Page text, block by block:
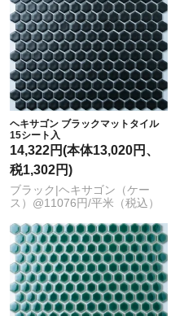
ヘキサゴン ブラックマットタイル
15シート入
14,322円(本体13,020円、
税1,302円)
ブラック|ヘキサゴン（ケー
ス）@11076円/平米（税込）